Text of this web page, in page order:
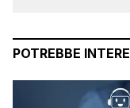
POTREBBE